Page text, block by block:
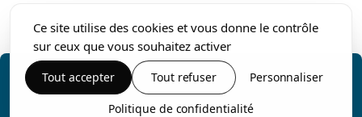
Ce site utilise des cookies et vous donne le contrôle
sur ceux que vous souhaitez activer
Tout accepter Tout refuser Personnaliser
Politique de confidentialité